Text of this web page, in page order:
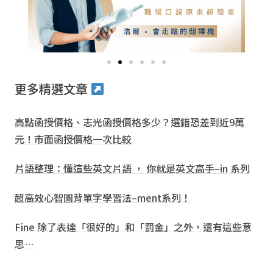
更多精選文章
高點函授價格、志光函授價格多少？選錯恐差到近9萬
元！市面函授價格一次比較
片語整理：懂這些英文片語 ， 你就是英文高手–in 系列
超高效心智圖背單字學習法–ment系列！
Fine 除了表達「很好的」和「罰金」之外，還有這些意
思…